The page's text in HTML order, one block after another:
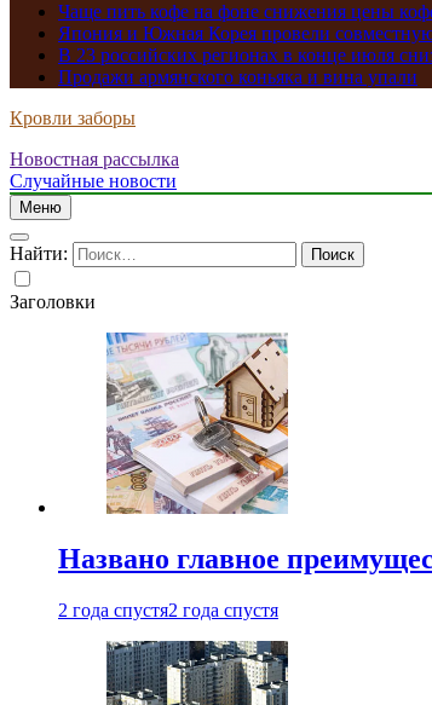
Чаще пить кофе на фоне снижения цены
Япония и Южная Корея провели
В 23 российских регионах в конце июля
Продажи армянского коньяка и вина упали
Кровли заборы
Новостная рассылка
Случайные новости
Меню
Найти:
Заголовки
Названо главное
2 года спустя2 года спустя